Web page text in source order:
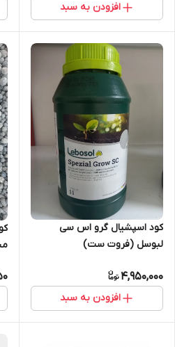
افزودن به سبد
کود اسپشیال گرو اس سی
لبوسل (فروت ست)
4,950,000
افزودن به سبد